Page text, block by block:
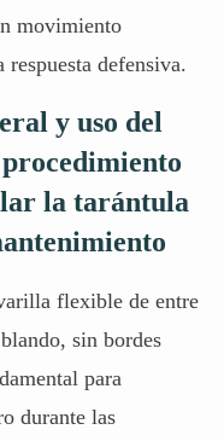
movimiento
defensiva.
y uso del
la tarántula
flexible de entre
sin bordes
para
durante las